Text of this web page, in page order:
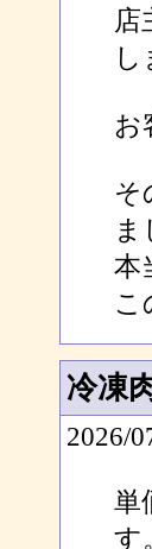
店
し
お
そ
ま
本
こ
冷凍
2026/
単
す